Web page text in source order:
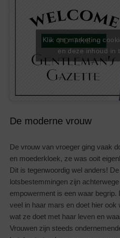
Klik om marketing
en deze inhoud in
De moderne vrouw
De vrouw van vroeger ging vaak
en moederkloek, ze was ooit
Dit is tegenwoordig wel anders!
lotsbestemmingen zijn
empowerment is een waar
veel in haar mars en doet hier ook
wat ze doet met haar leven en
Vrouwen zijn steeds